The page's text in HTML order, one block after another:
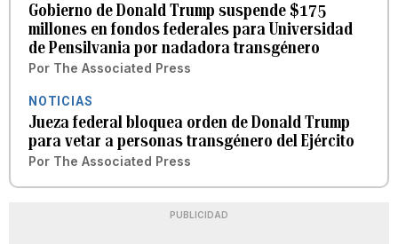
Gobierno de Donald Trump suspende $175
millones en fondos federales para Universidad
de Pensilvania por nadadora transgénero
Por The Associated Press
NOTICIAS
Jueza federal bloquea orden de Donald Trump
para vetar a personas transgénero del Ejército
Por The Associated Press
PUBLICIDAD